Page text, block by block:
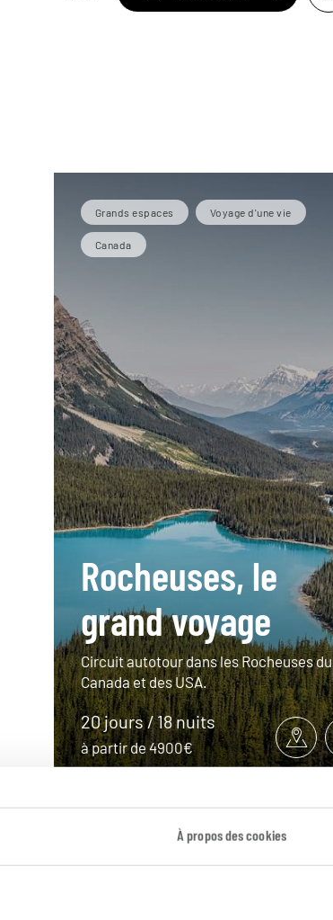
À propos des cookies
Grands espaces Voyage d'une vie
Canada
Rocheuses, le
grand voyage
Circuit autotour dans les Rocheuses du
Canada et des USA.
20 jours / 18 nuits
à partir de 4900€